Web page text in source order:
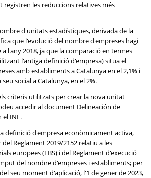
registren les reduccions relatives més
d'unitats estadístiques, derivada de la
que l'evolució del nombre d'empreses hagi
l'any 2018, ja que la comparació en termes
l'antiga definició d'empresa) situa el
amb establiments a Catalunya en el 2,1% i
social a Catalunya, en el 2%.
criteris utilitzats per crear la nova unitat
accedir al document Delineación de
el INE.
definició d'empresa econòmicament activa,
Reglament 2019/2152 relatiu a les
europees (EBS) i del Reglament d'execució
del nombre d'empreses i establiments; per
seu moment d'aplicació, l'1 de gener de 2023,